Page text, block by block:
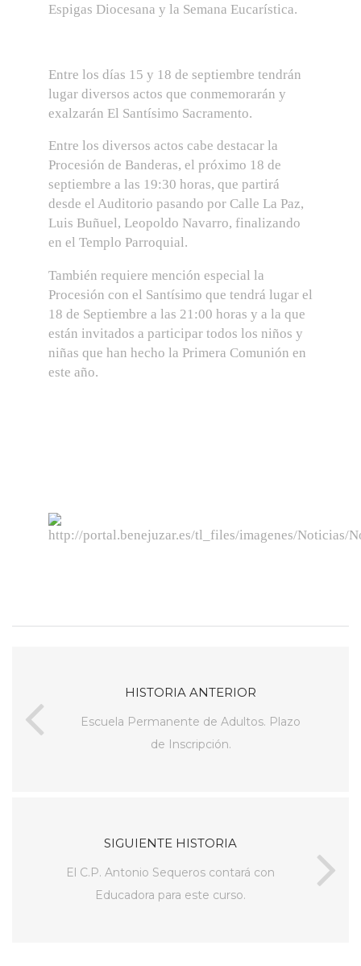
Espigas Diocesana y la Semana Eucarística.
Entre los días 15 y 18 de septiembre tendrán
lugar diversos actos que conmemorarán y
exalzarán El Santísimo Sacramento.
Entre los diversos actos cabe destacar la
Procesión de Banderas, el próximo 18 de
septiembre a las 19:30 horas, que partirá
desde el Auditorio pasando por Calle La Paz,
Luis Buñuel, Leopoldo Navarro, finalizando
en el Templo Parroquial.
También requiere mención especial la
Procesión con el Santísimo que tendrá lugar el
18 de Septiembre a las 21:00 horas y a la que
están invitados a participar todos los niños y
niñas que han hecho la Primera Comunión en
este año.
HISTORIA ANTERIOR
Escuela Permanente de Adultos. Plazo
de Inscripción.
SIGUIENTE HISTORIA
El C.P. Antonio Sequeros contará con
Educadora para este curso.